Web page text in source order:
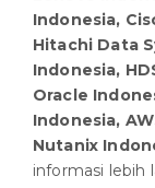
Indonesia,
Hitachi Data
Indonesia,
Oracle
Indonesia,
Nutanix
informasi lebih